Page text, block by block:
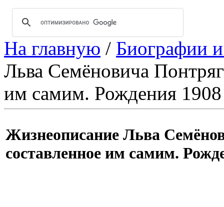
На главную / Биографии
Льва Семёновича
им самим. Рождения
Жизнеописание Льва
составленное им самим.